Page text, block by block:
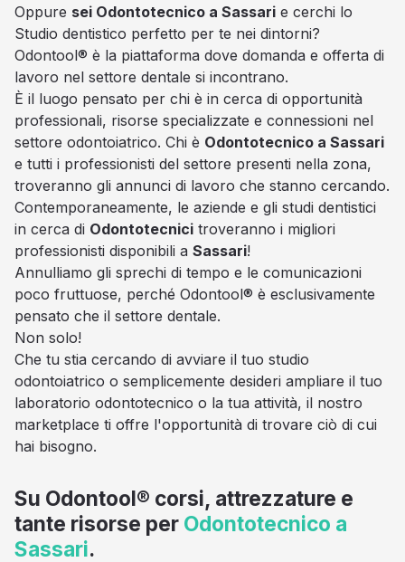
Oppure sei Odontotecnico a Sassari e cerchi lo
Studio dentistico perfetto per te nei dintorni?
Odontool® è la piattaforma dove domanda e offerta di
lavoro nel settore dentale si incontrano.
È il luogo pensato per chi è in cerca di opportunità
professionali, risorse specializzate e connessioni nel
settore odontoiatrico. Chi è Odontotecnico a Sassari
e tutti i professionisti del settore presenti nella zona,
troveranno gli annunci di lavoro che stanno cercando.
Contemporaneamente, le aziende e gli studi dentistici
in cerca di Odontotecnici troveranno i migliori
professionisti disponibili a Sassari!
Annulliamo gli sprechi di tempo e le comunicazioni
poco fruttuose, perché Odontool® è esclusivamente
pensato che il settore dentale.
Non solo!
Che tu stia cercando di avviare il tuo studio
odontoiatrico o semplicemente desideri ampliare il tuo
laboratorio odontotecnico o la tua attività, il nostro
marketplace ti offre l'opportunità di trovare ciò di cui
hai bisogno.
Su Odontool® corsi, attrezzature e
tante risorse per Odontotecnico a
Sassari.